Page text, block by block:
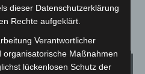
dieser Datenschutzerklärung
Rechte aufgeklärt.
Verantwortlicher
organisatorische Maßnahmen
lückenlosen Schutz der